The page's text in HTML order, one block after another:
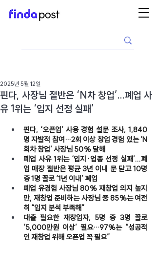
핀다, 사장님 절반은 ‘N차 창업’...폐업 사
유 1위는 ‘입지 선정 실패’
2025년 5월 12일
핀다, ‘오픈업’ 사용 경험 설문 조사, 1,840
명 자발적 참여…2회 이상 창업 경험 있는 ‘N
회차 창업’ 사장님 50% 달해
폐업 사유 1위는 ‘입지·업종 선정 실패’...폐
업 매장 절반은 평균 3년 이내 문 닫고 10명
중 1명 꼴로 ‘1년 이내’ 폐업
폐업 유경험 사장님 80% 재창업 의지 높지
만, 재창업 준비하는 사장님 중 85%는 여전
히 “입지 분석 부족해”
대출 필요한 재창업자, 5명 중 3명 꼴로
‘5,000만원 이상’ 필요…97%는 “성공적
인 재창업 위해 오픈업 꼭 필요”